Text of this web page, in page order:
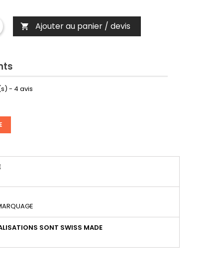
 Ajouter au panier / devis
- 4 avis
SONT SWISS MADE